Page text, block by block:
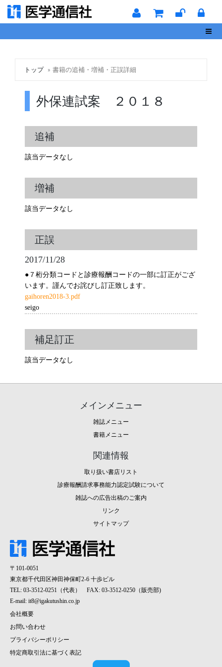
トップ 書籍の追補・増補・正誤詳細
外保連試案 ２０１８
追補
該当データなし
増補
該当データなし
正誤
2017/11/28
●７桁分類コードと診療報酬コードの一部に訂正がござ
います。謹んでお詫びし訂正致します。
gaihoren2018-3.pdf
seigo
補足訂正
該当データなし
メインメニュー
雑誌メニュー
書籍メニュー
関連情報
取り扱い書店リスト
診療報酬請求事務能力認定試験について
雑誌への広告出稿のご案内
リンク
サイトマップ
〒101-0051
東京都千代田区神田神保町2-6 十歩ビル
TEL: 03-3512-0251（代表） FAX: 03-3512-0250（販売部)
E-mail: it8@igakutushin.co.jp
会社概要
お問い合わせ
プライバシーポリシー
特定商取引法に基づく表記